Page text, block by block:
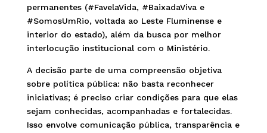
permanentes (#FavelaVida, #BaixadaViva e
#SomosUmRio, voltada ao Leste Fluminense e
interior do estado), além da busca por melhor
interlocução institucional com o Ministério.
A decisão parte de uma compreensão objetiva
sobre política pública: não basta reconhecer
iniciativas; é preciso criar condições para que elas
sejam conhecidas, acompanhadas e fortalecidas.
Isso envolve comunicação pública, transparência e